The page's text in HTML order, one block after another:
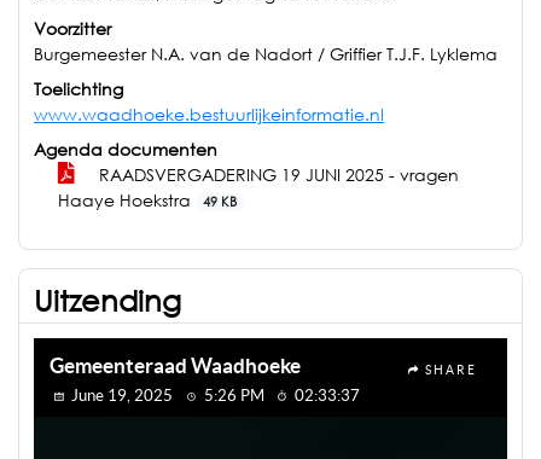
Voorzitter
Burgemeester N.A. van de Nadort / Griffier T.J.F. Lyklema
Toelichting
www.waadhoeke.bestuurlijkeinformatie.nl
Agenda documenten
RAADSVERGADERING 19 JUNI 2025 - vragen
Haaye Hoekstra
49 KB
Uitzending